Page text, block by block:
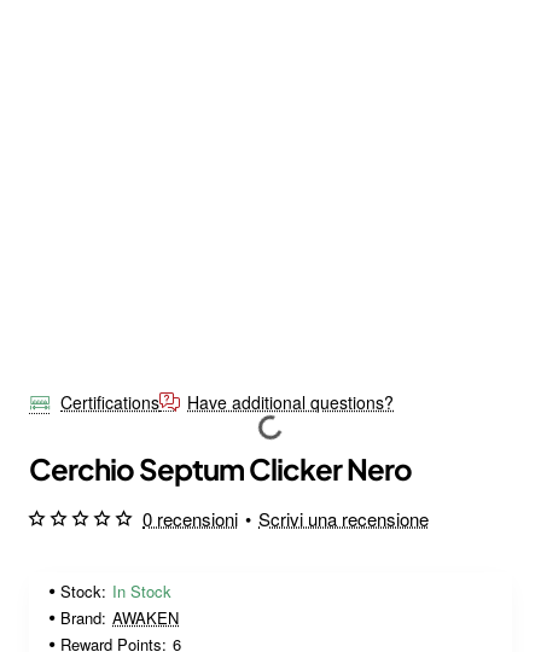
Certifications Have additional questions?
Cerchio Septum Clicker Nero
Stock: In Stock
Brand: AWAKEN
Reward Points: 6
0 recensioni • Scrivi una recensione